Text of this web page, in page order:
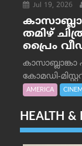
Jul 19, 2026
തമിഴ്
പ്രൈം
കോമഡി-
AMERICA
HEALTH &